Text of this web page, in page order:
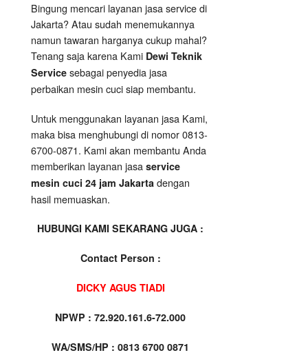
Bingung mencari layanan jasa service di
Jakarta? Atau sudah menemukannya
namun tawaran harganya cukup mahal?
Tenang saja karena Kami Dewi Teknik
Service sebagai penyedia jasa
perbaikan mesin cuci siap membantu.
Untuk menggunakan layanan jasa Kami,
maka bisa menghubungi di nomor 0813-
6700-0871. Kami akan membantu Anda
memberikan layanan jasa service
mesin cuci 24 jam Jakarta dengan
hasil memuaskan.
HUBUNGI KAMI SEKARANG JUGA :
Contact Person :
DICKY AGUS TIADI
NPWP : 72.920.161.6-72.000
WA/SMS/HP : 0813 6700 0871